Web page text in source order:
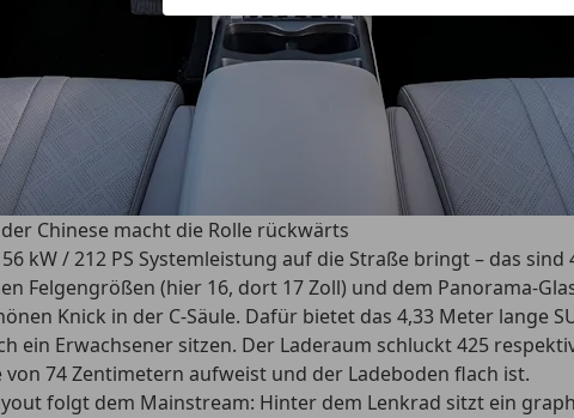
Chinese macht die Rolle rückwärts
kW / 212 PS Systemleistung auf die Straße bringt – das
Felgengrößen (hier 16, dort 17 Zoll) und dem Panorama-
Knick in der C-Säule. Dafür bietet das 4,33 Meter lange
ein Erwachsener sitzen. Der Laderaum schluckt 425
74 Zentimetern aufweist und der Ladeboden flach ist.
folgt dem Mainstream: Hinter dem Lenkrad sitzt ein